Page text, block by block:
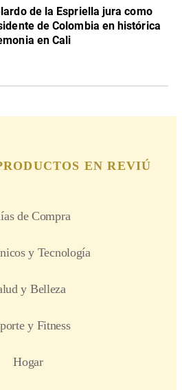
de la Espriella jura como
de Colombia en histórica
en Cali